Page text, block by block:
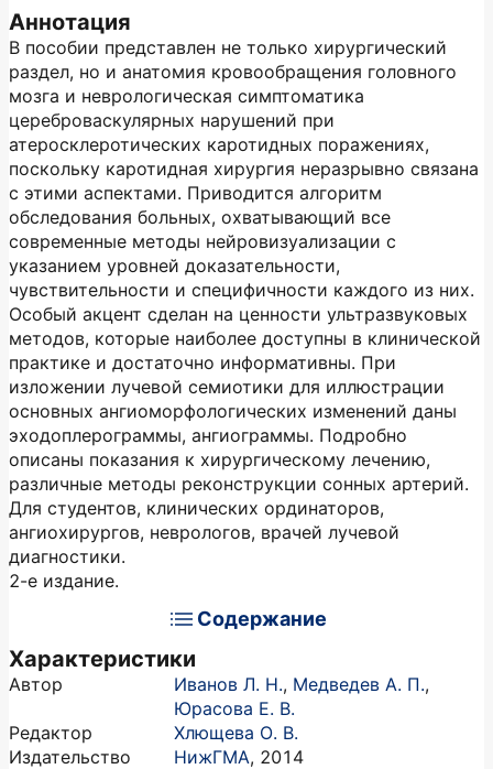
Аннотация
В пособии представлен не только хирургический
раздел, но и анатомия кровообращения головного
мозга и неврологическая симптоматика
цереброваскулярных нарушений при
атеросклеротических каротидных поражениях,
поскольку каротидная хирургия неразрывно связана
с этими аспектами. Приводится алгоритм
обследования больных, охватывающий все
современные методы нейровизуализации с
указанием уровней доказательности,
чувствительности и специфичности каждого из них.
Особый акцент сделан на ценности ультразвуковых
методов, которые наиболее доступны в клинической
практике и достаточно информативны. При
изложении лучевой семиотики для иллюстрации
основных ангиоморфологических изменений даны
эходоплерограммы, ангиограммы. Подробно
описаны показания к хирургическому лечению,
различные методы реконструкции сонных артерий.
Для студентов, клинических ординаторов,
ангиохирургов, неврологов, врачей лучевой
диагностики.
2-е издание.
Содержание
Характеристики
Автор Иванов Л. Н., Медведев А. П.,
Юрасова Е. В.
Редактор
Хлющева О. В.
Издательство
НижГМА, 2014